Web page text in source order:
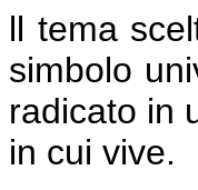
ll tema
simbolo
radicato in
in cui vive.